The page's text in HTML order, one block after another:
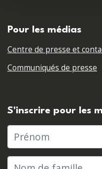
Pour les médias
Centre de presse et
Communiqués de presse
S'inscrire pour les
Prénom
Nom de famille